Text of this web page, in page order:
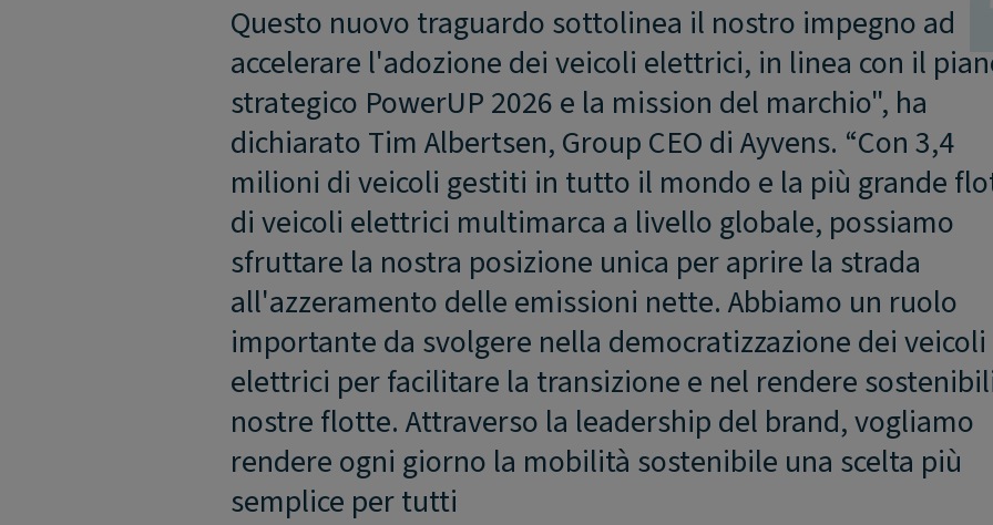
Questo nuovo traguardo sottolinea il nostro impegno ad
accelerare l'adozione dei veicoli elettrici, in linea con il
strategico PowerUP 2026 e la mission del marchio", ha
dichiarato Tim Albertsen, Group CEO di Ayvens. “Con 3,4
milioni di veicoli gestiti in tutto il mondo e la più grande
di veicoli elettrici multimarca a livello globale, possiamo
sfruttare la nostra posizione unica per aprire la strada
all'azzeramento delle emissioni nette. Abbiamo un ruolo
importante da svolgere nella democratizzazione dei veicoli
elettrici per facilitare la transizione e nel rendere
nostre flotte. Attraverso la leadership del brand, vogliamo
rendere ogni giorno la mobilità sostenibile una scelta più
semplice per tutti